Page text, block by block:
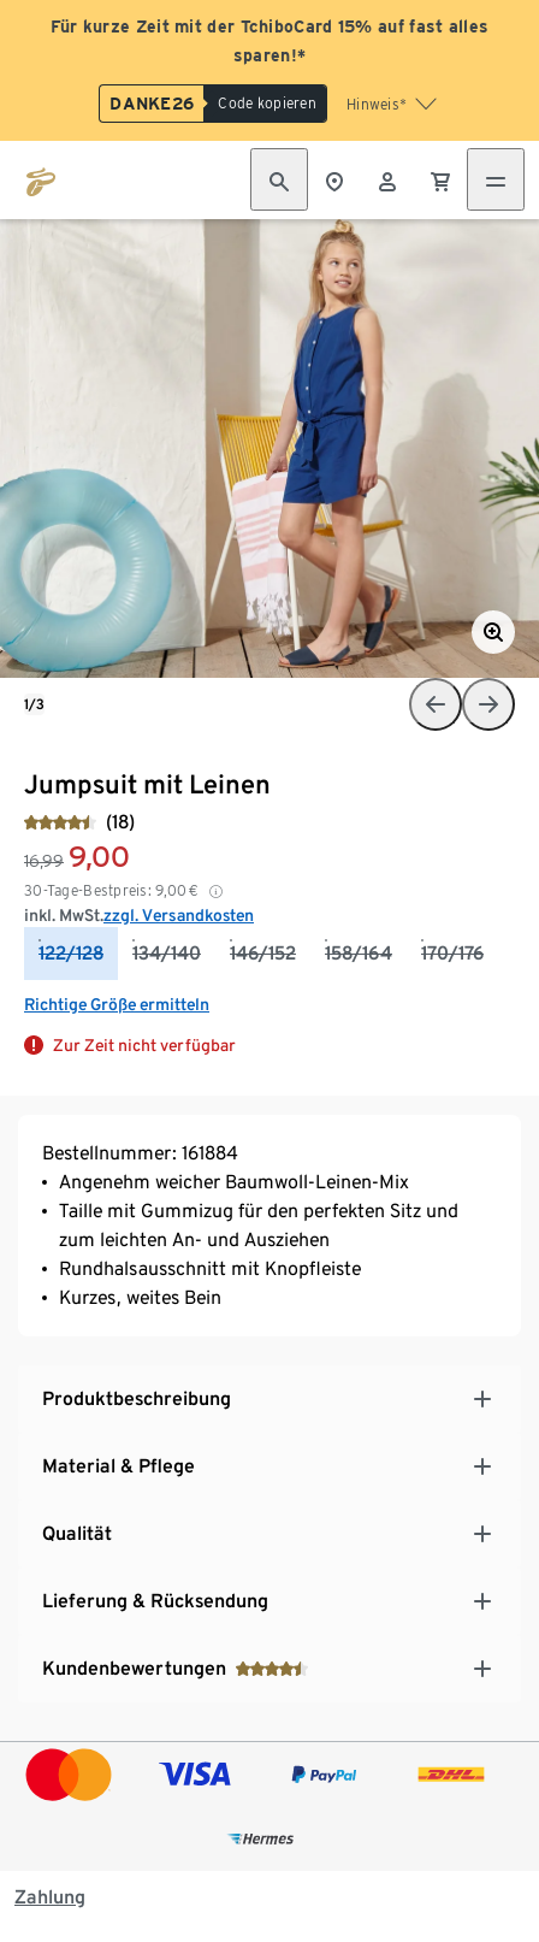
Für kurze Zeit mit der TchiboCard 15% auf fast alles
sparen!*
DANKE26 Code kopieren Hinweis*
Jumpsuit mit Leinen
(18)
16,99 9,00
30-Tage-Bestpreis: 9,00 €
inkl. MwSt.zzgl. Versandkosten
122/128 134/140 146/152 158/164 170/176
Richtige Größe ermitteln
Zur Zeit nicht verfügbar
1/3
Bestellnummer: 161884
Angenehm weicher Baumwoll-Leinen-Mix
Taille mit Gummizug für den perfekten Sitz und
zum leichten An- und Ausziehen
Rundhalsausschnitt mit Knopfleiste
Kurzes, weites Bein
Produktbeschreibung
Material & Pflege
Qualität
Lieferung & Rücksendung
Kundenbewertungen
Zahlung